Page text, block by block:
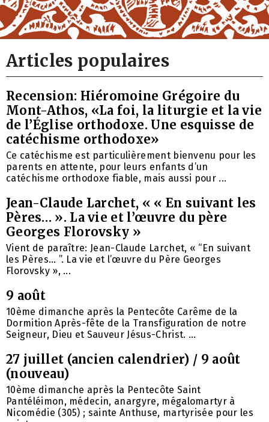
Articles populaires
Recension: Hiéromoine Grégoire du
Mont-Athos, «La foi, la liturgie et la vie
de l’Église orthodoxe. Une esquisse de
catéchisme orthodoxe»
Ce catéchisme est particulièrement bienvenu pour les
parents en attente, pour leurs enfants d’un
catéchisme orthodoxe fiable, mais aussi pour ...
Jean-Claude Larchet, « « En suivant les
Pères… ». La vie et l’œuvre du père
Georges Florovsky »
Vient de paraître: Jean-Claude Larchet, « “En suivant
les Pères… ”. La vie et l’œuvre du Père Georges
Florovsky », ...
9 août
10ème dimanche après la Pentecôte Carême de la
Dormition Après-fête de la Transfiguration de notre
Seigneur, Dieu et Sauveur Jésus-Christ. ...
27 juillet (ancien calendrier) / 9 août
(nouveau)
10ème dimanche après la Pentecôte Saint
Pantéléimon, médecin, anargyre, mégalomartyr à
Nicomédie (305) ; sainte Anthuse, martyrisée pour les